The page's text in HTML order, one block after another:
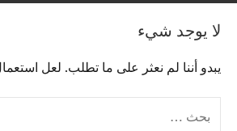
لا يوجد شيء
يبدو أننا لم نعثر على ما تطلب. لعل